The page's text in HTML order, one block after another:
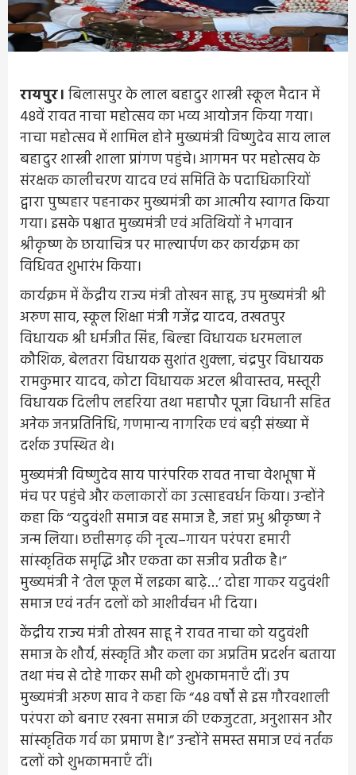
रायपुर। बिलासपुर के लाल बहादुर शास्त्री स्कूल मैदान में
48वें रावत नाचा महोत्सव का भव्य आयोजन किया गया।
नाचा महोत्सव में शामिल होने मुख्यमंत्री विष्णुदेव साय लाल
बहादुर शास्त्री शाला प्रांगण पहुंचे। आगमन पर महोत्सव के
संरक्षक कालीचरण यादव एवं समिति के पदाधिकारियों
द्वारा पुष्पहार पहनाकर मुख्यमंत्री का आत्मीय स्वागत किया
गया। इसके पश्चात मुख्यमंत्री एवं अतिथियों ने भगवान
श्रीकृष्ण के छायाचित्र पर माल्यार्पण कर कार्यक्रम का
विधिवत शुभारंभ किया।
कार्यक्रम में केंद्रीय राज्य मंत्री तोखन साहू, उप मुख्यमंत्री श्री
अरुण साव, स्कूल शिक्षा मंत्री गजेंद्र यादव, तखतपुर
विधायक श्री धर्मजीत सिंह, बिल्हा विधायक धरमलाल
कौशिक, बेलतरा विधायक सुशांत शुक्ला, चंद्रपुर विधायक
रामकुमार यादव, कोटा विधायक अटल श्रीवास्तव, मस्तूरी
विधायक दिलीप लहरिया तथा महापौर पूजा विधानी सहित
अनेक जनप्रतिनिधि, गणमान्य नागरिक एवं बड़ी संख्या में
दर्शक उपस्थित थे।
मुख्यमंत्री विष्णुदेव साय पारंपरिक रावत नाचा वेशभूषा में
मंच पर पहुंचे और कलाकारों का उत्साहवर्धन किया। उन्होंने
कहा कि “यदुवंशी समाज वह समाज है, जहां प्रभु श्रीकृष्ण ने
जन्म लिया। छत्तीसगढ़ की नृत्य–गायन परंपरा हमारी
सांस्कृतिक समृद्धि और एकता का सजीव प्रतीक है।”
मुख्यमंत्री ने ‘तेल फूल में लइका बाढ़े…’ दोहा गाकर यदुवंशी
समाज एवं नर्तन दलों को आशीर्वचन भी दिया।
केंद्रीय राज्य मंत्री तोखन साहू ने रावत नाचा को यदुवंशी
समाज के शौर्य, संस्कृति और कला का अप्रतिम प्रदर्शन बताया
तथा मंच से दोहे गाकर सभी को शुभकामनाएँ दीं। उप
मुख्यमंत्री अरुण साव ने कहा कि “48 वर्षों से इस गौरवशाली
परंपरा को बनाए रखना समाज की एकजुटता, अनुशासन और
सांस्कृतिक गर्व का प्रमाण है।” उन्होंने समस्त समाज एवं नर्तक
दलों को शुभकामनाएँ दीं।